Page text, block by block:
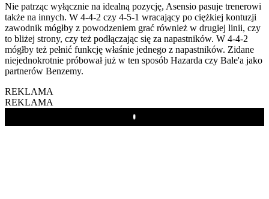
Nie patrząc wyłącznie na idealną pozycję, Asensio pasuje trenerowi
także na innych. W 4-4-2 czy 4-5-1 wracający po ciężkiej kontuzji
zawodnik mógłby z powodzeniem grać również w drugiej linii, czy
to bliżej strony, czy też podłączając się za napastników. W 4-4-2
mógłby też pełnić funkcję właśnie jednego z napastników. Zidane
niejednokrotnie próbował już w ten sposób Hazarda czy Bale'a jako
partnerów Benzemy.
REKLAMA
REKLAMA
Play